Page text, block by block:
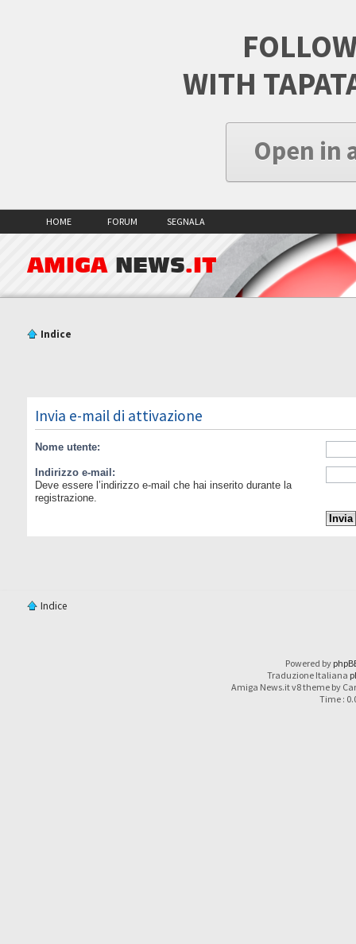
WITH
Open in
HOME FORUM SEGNALA
AMIGA NEWS.IT
Indice
Invia e-mail di attivazione
Nome utente:
Indirizzo e-mail:
Deve essere l’indirizzo e-mail che hai inserito durante la
registrazione.
Indice
Powered by
Traduzione Italiana
Amiga News.it v8 theme by
Time :